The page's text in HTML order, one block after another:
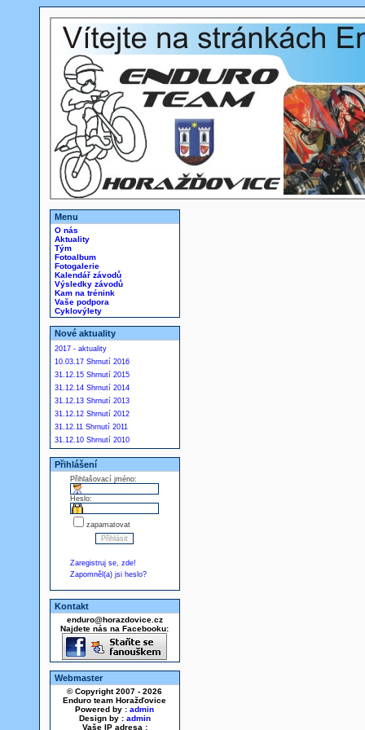
Menu
O nás
Aktuality
Tým
Fotoalbum
Fotogalerie
Kalendář závodů
Výsledky závodů
Kam na trénink
Vaše podpora
Cyklovýlety
Nové aktuality
2017 - aktuality
10.03.17 Shrnutí 2016
31.12.15 Shrnutí 2015
31.12.14 Shrnutí 2014
31.12.13 Shrnutí 2013
31.12.12 Shrnutí 2012
31.12.11 Shrnutí 2011
31.12.10 Shrnutí 2010
Přihlášení
Přihlašovací jméno:
Heslo:
zapamatovat
Zaregistruj se, zde!
Zapomněl(a) jsi heslo?
Kontakt
enduro@horazdovice.cz
Najdete nás na Facebooku:
Webmaster
© Copyright 2007 - 2026
Enduro team Horažďovice
Powered by : admin
Design by : admin
Vaše IP adresa :